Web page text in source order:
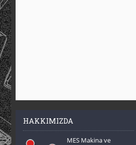
HAKKIMIZDA
MES Makina ve